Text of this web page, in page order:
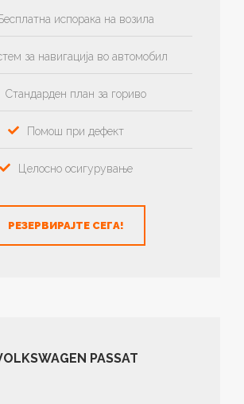
испорака на возила
за навигација во автомобил
Стандарден план за гориво
Помош при дефект
Целосно осигурување
РЕЗЕРВИРАЈТЕ СЕГА!
PASSAT